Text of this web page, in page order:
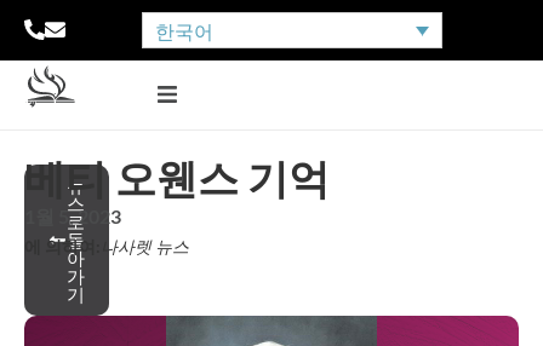
한국어
뉴
스
로
돌
아
가
기
베티 오웬스 기억
1월 5, 2023
에 의하여: 나사렛 뉴스